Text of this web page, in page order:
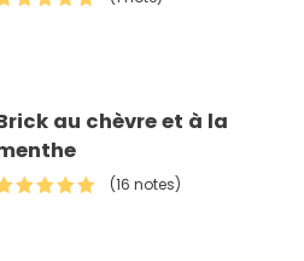
au chèvre et à la
(16 notes)